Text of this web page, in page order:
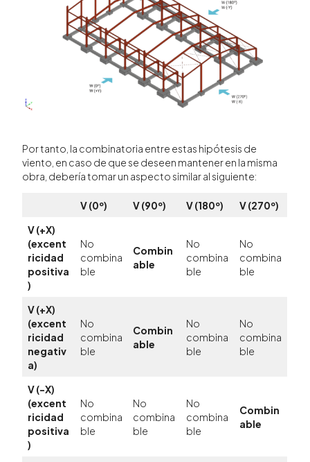
Por tanto, la combinatoria entre estas hipótesis de
viento, en caso de que se deseen mantener en la misma
obra, debería tomar un aspecto similar al siguiente:
V (0º) V (90º) V (180º)
V (270º)
V (+X)
(excent
ricidad
positiva
)
No
combina
ble
Combin
able
No
combina
ble
No
combina
ble
V (+X)
(excent
ricidad
negativ
a)
No
combina
ble
Combin
able
No
combina
ble
No
combina
ble
V (-X)
(excent
ricidad
positiva
)
No
combina
ble
No
combina
ble
No
combina
ble
Combin
able